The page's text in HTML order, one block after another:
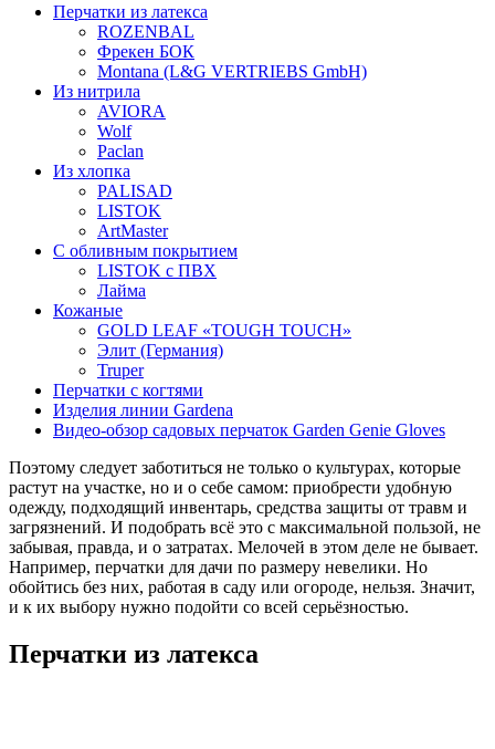
Перчатки из латекса
ROZENBAL
Фрекен БОК
Montana (L&G VERTRIEBS GmbH)
Из нитрила
AVIORA
Wolf
Paclan
Из хлопка
PALISAD
LISTOK
АrtMaster
С обливным покрытием
LISTOK с ПВХ
Лайма
Кожаные
GOLD LEAF «TOUGH TOUCH»
Элит (Германия)
Truper
Перчатки с когтями
Изделия линии Gardena
Видео-обзор садовых перчаток Garden Genie Gloves
Поэтому следует заботиться не только о культурах, которые
растут на участке, но и о себе самом: приобрести удобную
одежду, подходящий инвентарь, средства защиты от травм и
загрязнений. И подобрать всё это с максимальной пользой, не
забывая, правда, и о затратах. Мелочей в этом деле не бывает.
Например, перчатки для дачи по размеру невелики. Но
обойтись без них, работая в саду или огороде, нельзя. Значит,
и к их выбору нужно подойти со всей серьёзностью.
Перчатки из латекса